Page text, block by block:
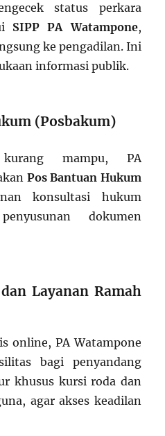
status perkara
SIPP PA Watampone,
ke pengadilan. Ini
informasi publik.
(Posbakum)
mampu, PA
Pos Bantuan Hukum
konsultasi hukum
dokumen
Layanan Ramah
online, PA Watampone
bagi penyandang
khusus kursi roda dan
agar akses keadilan